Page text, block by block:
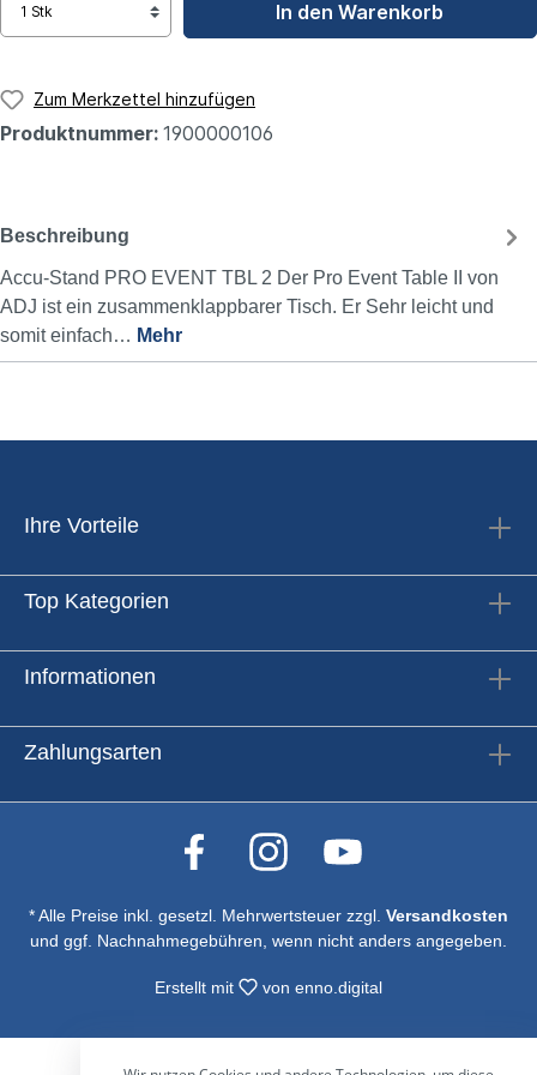
In den Warenkorb
Zum Merkzettel hinzufügen
Produktnummer: 1900000106
Beschreibung
Accu-Stand PRO EVENT TBL 2 Der Pro Event Table II von
ADJ ist ein zusammenklappbarer Tisch. Er Sehr leicht und
somit einfach… Mehr
Ihre Vorteile
Top Kategorien
Informationen
Zahlungsarten
* Alle Preise inkl. gesetzl. Mehrwertsteuer zzgl. Versandkosten
und ggf. Nachnahmegebühren, wenn nicht anders angegeben.
Erstellt mit vonenno.digital